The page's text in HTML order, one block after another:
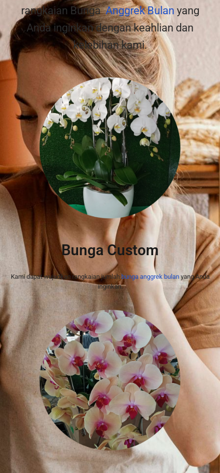
rangkaian BungaAnggrek Bulan yang
Anda inginkan dengan keahlian dan
kelebihan kami.
Bunga Custom
Kami dapat wujudkan rangkaian jumlah bunga anggrek bulanyang Anda
inginkan.